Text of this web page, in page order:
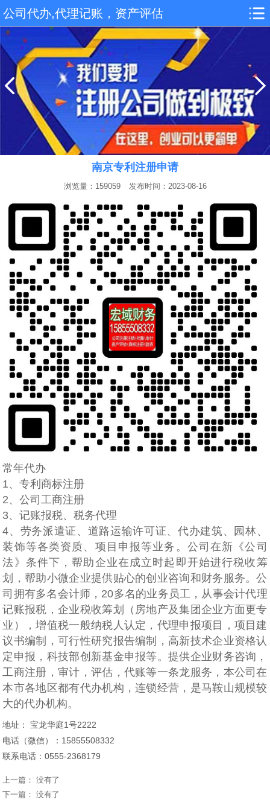
公司代办,代理记账，资产评估
南京专利注册申请
浏览量：159059 发布时间：2023-08-16
常年代办
1、专利商标注册
2、公司工商注册
3、记账报税、税务代理
4、劳务派遣证、道路运输许可证、代办建筑、园林、
装饰等各类资质、项目申报等业务。公司在新《公司
法》条件下，帮助企业在成立时起即开始进行税收筹
划，帮助小微企业提供贴心的创业咨询和财务服务。公
司拥有多名会计师，20多名的业务员工，从事会计代理
记账报税，企业税收筹划（房地产及集团企业方面更专
业），增值税一般纳税人认定，代理申报项目，项目建
议书编制，可行性研究报告编制，高新技术企业资格认
定申报，科技部创新基金申报等。提供企业财务咨询，
工商注册，审计，评估，代账等一条龙服务，本公司在
本市各地区都有代办机构，连锁经营，是马鞍山规模较
大的代办机构。
地址： 宝龙华庭1号2222
电话（微信）： 15855508332
联系电话：0555-2368179
上一篇： 没有了
下一篇： 没有了